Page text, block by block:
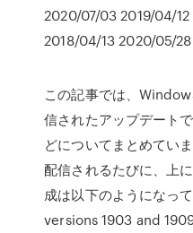
2020/07/03 2019/04/
2018/04/13 2020/05/28
この記事では、
信されたアップデート
どについてまとめてい
配信されるたびに、上
成は以下のようになっ
versions 1903 and